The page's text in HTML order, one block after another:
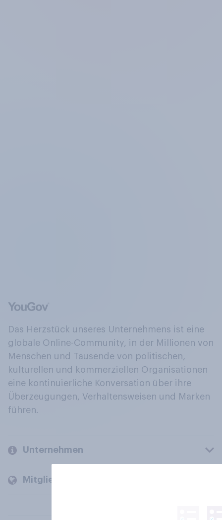
Das Herzstück unseres Unternehmens ist eine
globale Online-Community, in der Millionen von
Menschen und Tausende von politischen,
kulturellen und kommerziellen Organisationen
eine kontinuierliche Konversation über ihre
Überzeugungen, Verhaltensweisen und Marken
führen.
Unternehmen
Mitglieder und Kunden